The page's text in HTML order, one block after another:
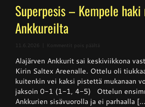
Superpesis – Kempele
Ankkureilta
11.6.2026 Kommentit pois päältä
–
Kempele
haki
niukan
voiton
Ankkureilta
Alajärven Ankkurit sai keskiviikkona
Kirin Saltex Areenalle. Ottelu oli
kuitenkin vei kaksi pistettä mukanaan
jaksoin 0-1 (1-1, 4-5) Ottelun
Ankkurien sisävuorolla ja ei parhaalla